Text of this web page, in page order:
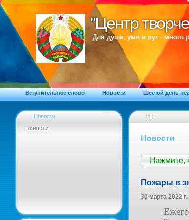
"Центр
"Центр
Для души, ума и рук - много
Вступительное слово Новости Шестой день
Новости
Новости
:: ::
Новости
Нажмите,
Пожары в
30 марта 2022 г.